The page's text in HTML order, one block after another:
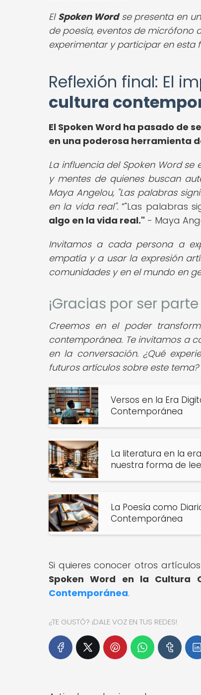
El Spoken Wordse presenta en
de poesía, eventos de
experimentar y participar en esta
Reflexión final: El
cultura
El Spoken Word ha pasado de
en una poderosa herramienta
La influencia del Spoken Word
y mentes de quienes buscan
Maya Angelou, "Las palabras
en la vida real". "Las palabras
algo en la vida real." - Maya
Invitamos a cada persona a
empatía y a usar la expresión
comunidades y en el mundo en
¡Gracias por ser
Creemos en el poder
contemporánea. Te invitamos a
en la conversación. ¿Qué
futuros artículos sobre este
Versos en la Era
Contemporánea
La literatura en la
nuestra forma de
La Poesía como
Contemporánea
Si quieres conocer otros
Spoken Word en la Cultura
Contemporánea.
¿TE GUSTÓ? ¡DALE VOZ EN TUS REDES!